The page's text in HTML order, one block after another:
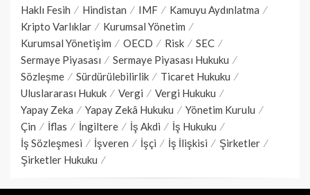
Haklı Fesih
Hindistan IMF
Kamuyu Aydınlatma
Kripto Varlıklar
Kurumsal Yönetim
Kurumsal Yönetişim
OECD Risk
SEC
Sermaye Piyasası
Sermaye Piyasası Hukuku
Sözleşme
Sürdürülebilirlik
Ticaret Hukuku
Uluslararası Hukuk
Vergi
Vergi Hukuku
Yapay Zeka
Yapay Zekâ Hukuku
Yönetim Kurulu
Çin
İflas İngiltere İş Akdi
İş Hukuku
İş Sözleşmesi
İşveren İşçi İş İlişkisi
Şirketler
Şirketler Hukuku